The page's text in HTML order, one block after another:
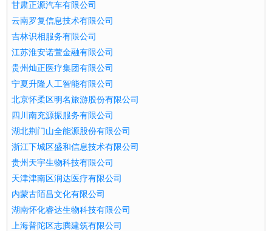
甘肃正源汽车有限公司
云南罗复信息技术有限公司
吉林识相服务有限公司
江苏淮安诺萱金融有限公司
贵州灿正医疗集团有限公司
宁夏升隆人工智能有限公司
北京怀柔区明名旅游股份有限公司
四川南充源振服务有限公司
湖北荆门山全能源股份有限公司
浙江下城区盛和信息技术有限公司
贵州天宇生物科技有限公司
天津津南区润达医疗有限公司
内蒙古陌昌文化有限公司
湖南怀化睿达生物科技有限公司
上海普陀区志腾建筑有限公司